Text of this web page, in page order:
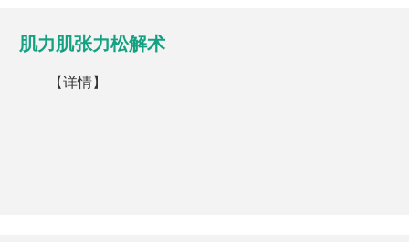
肌力肌张力松解术
【详情】